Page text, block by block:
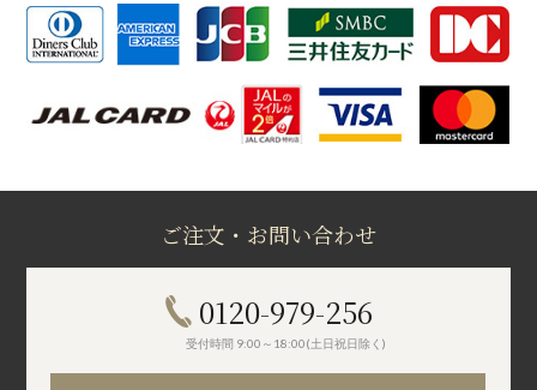
ご注文・お問い合わせ
0120-979-256
受付時間 9:00～18:00(土日祝日除く)